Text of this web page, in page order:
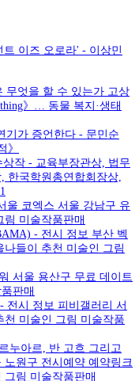
이즈 오로라' - 이상민
무엇을 할 수 있는가 고상
》… 동물 복지·생태
기가 증언한다 - 문민순
》
작 - 교육부장관상, 법무
한국학원총연합회장상,
울 코엑스 서울 강남구 유
미술작품판매
- 전시 정보 부산 벡
들이 추천 미술인 그림
서울 용산구 무료 데이트
판매
전시 정보 피비갤러리 서
미술인 그림 미술작품
누아르, 반 고흐 그리고
원구 전시예약 예약링크
림 미술작품판매